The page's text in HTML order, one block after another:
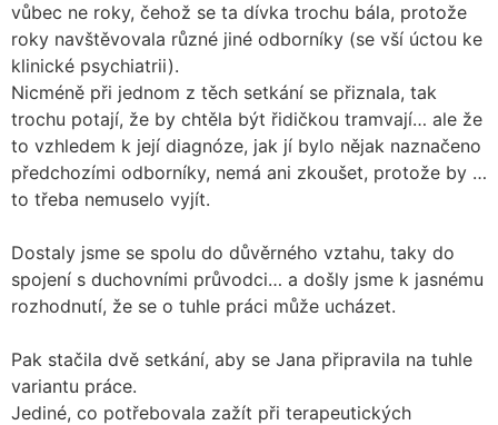
vůbec ne roky, čehož se ta dívka trochu bála, protože
roky navštěvovala různé jiné odborníky (se vší úctou ke
klinické psychiatrii).
Nicméně při jednom z těch setkání se přiznala, tak
trochu potají, že by chtěla být řidičkou tramvají… ale že
to vzhledem k její diagnóze, jak jí bylo nějak naznačeno
předchozími odborníky, nemá ani zkoušet, protože by …
to třeba nemuselo vyjít.
Dostaly jsme se spolu do důvěrného vztahu, taky do
spojení s duchovními průvodci… a došly jsme k jasnému
rozhodnutí, že se o tuhle práci může ucházet.
Pak stačila dvě setkání, aby se Jana připravila na tuhle
variantu práce.
Jediné, co potřebovala zažít při terapeutických